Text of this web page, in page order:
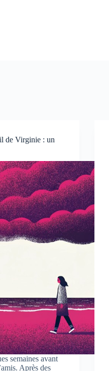
de Virginie : un
semaines avant
Après des